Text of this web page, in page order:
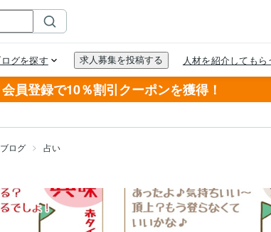
会員登録で10％割引クーポンを獲得！
ブログ 占い